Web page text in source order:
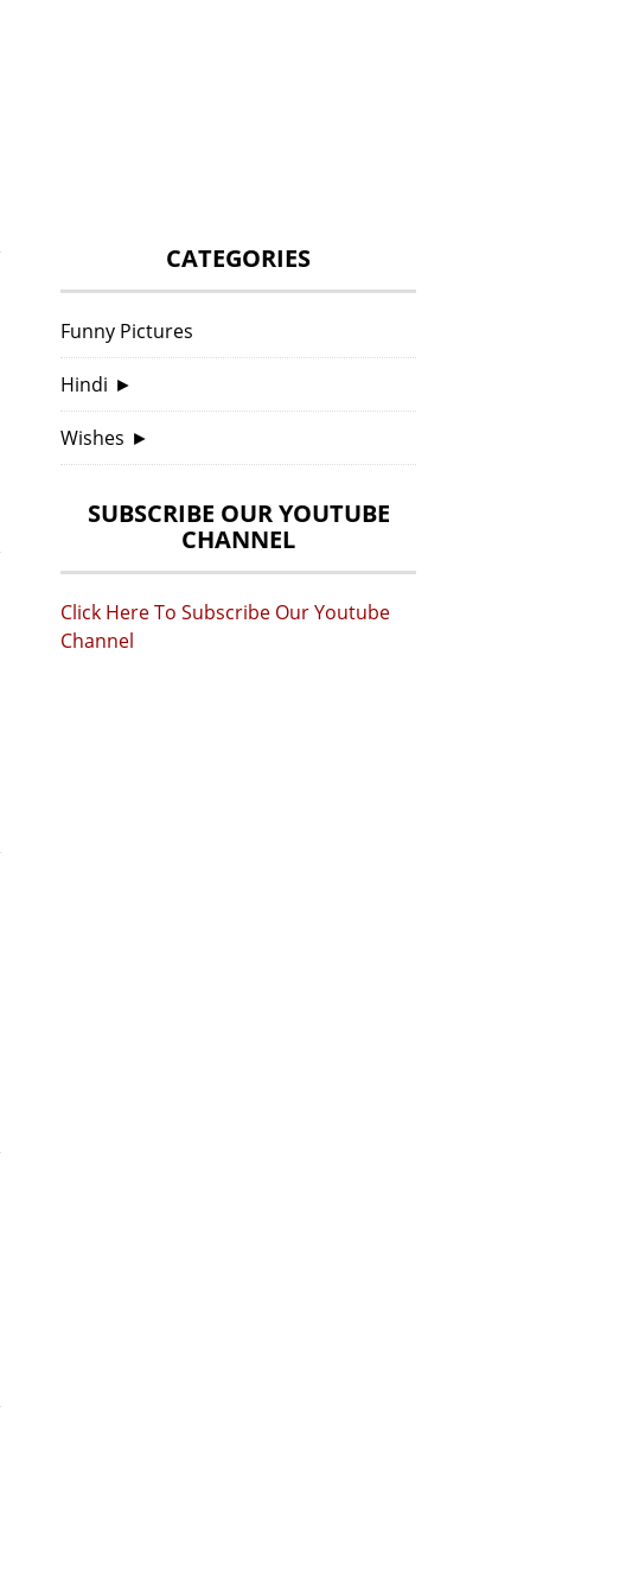
CATEGORIES
Funny Pictures
Hindi ►
Wishes ►
SUBSCRIBE OUR YOUTUBE
CHANNEL
Click Here To Subscribe Our Youtube
Channel